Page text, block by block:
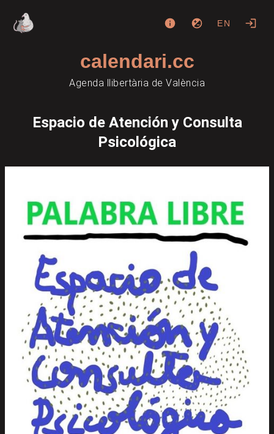
EN
calendari.cc
Agenda llibertària de València
Espacio de Atención y Consulta
Psicológica